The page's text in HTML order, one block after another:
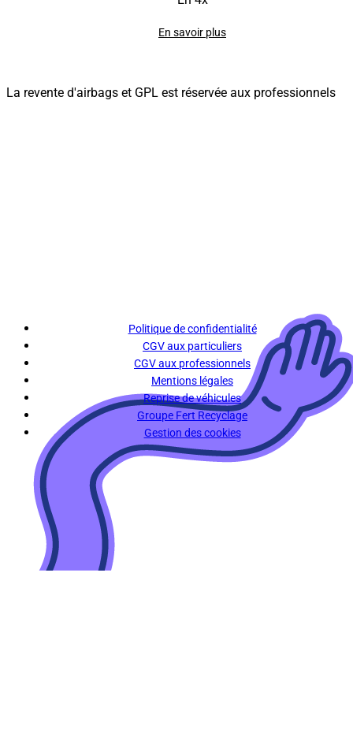
En savoir plus
La revente d'airbags et GPL est réservée aux professionnels
Politique de confidentialité
CGV aux particuliers
CGV aux professionnels
Mentions légales
Reprise de véhicules
Groupe Fert Recyclage
Gestion des cookies